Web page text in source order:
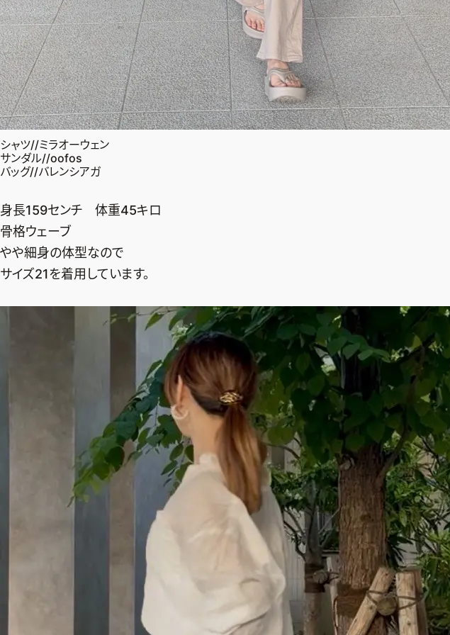
シャツ//ミラオーウェン
サンダル//oofos
バッグ//バレンシアガ
身長159センチ 体重45キロ
骨格ウェーブ
やや細身の体型なので
サイズ21を着用しています。